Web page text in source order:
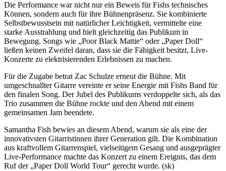
Die Performance war nicht nur ein Beweis für Fishs technisches
Können, sondern auch für ihre Bühnenpräsenz. Sie kombinierte
Selbstbewusstsein mit natürlicher Leichtigkeit, vermittelte eine
starke Ausstrahlung und hielt gleichzeitig das Publikum in
Bewegung. Songs wie „Poor Black Mattie“ oder „Paper Doll“
ließen keinen Zweifel daran, dass sie die Fähigkeit besitzt, Live-
Konzerte zu elektrisierenden Erlebnissen zu machen.
Für die Zugabe betrat Zac Schulze erneut die Bühne. Mit
umgeschnallter Gitarre vereinte er seine Energie mit Fishs Band für
den finalen Song. Der Jubel des Publikums verdoppelte sich, als das
Trio zusammen die Bühne rockte und den Abend mit einem
gemeinsamen Jam beendete.
Samantha Fish bewies an diesem Abend, warum sie als eine der
innovativsten Gitarristinnen ihrer Generation gilt. Die Kombination
aus kraftvollem Gitarrenspiel, vielseitigem Gesang und ausgeprägter
Live-Performance machte das Konzert zu einem Ereignis, das dem
Ruf der „Paper Doll World Tour“ gerecht wurde. (sk)